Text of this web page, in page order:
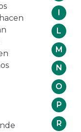
I
L
M
N
O
P
R